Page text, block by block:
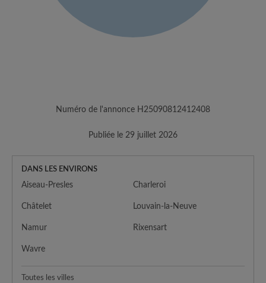
Numéro de l'annonce H25090812412408
Publiée le 29 juillet 2026
DANS LES ENVIRONS
Aiseau-Presles Charleroi
Châtelet Louvain-la-Neuve
Namur Rixensart
Wavre
Toutes les villes